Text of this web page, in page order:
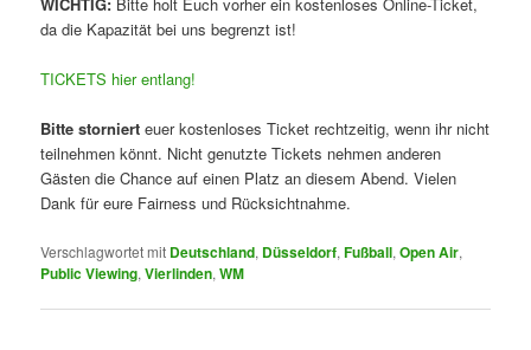
da die Kapazität bei uns begrenzt ist!
TICKETS hier entlang!
Bitte storniert euer kostenloses Ticket rechtzeitig, wenn ihr nicht
teilnehmen könnt. Nicht genutzte Tickets nehmen anderen
Gästen die Chance auf einen Platz an diesem Abend. Vielen
Dank für eure Fairness und Rücksichtnahme.
Verschlagwortet mit Deutschland, Düsseldorf,Fußball,Open Air,
Public Viewing,Vierlinden,WM